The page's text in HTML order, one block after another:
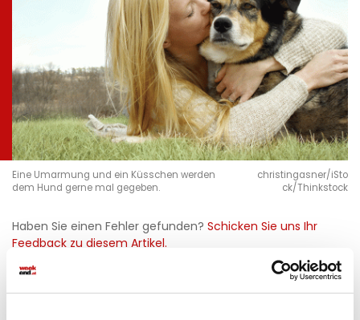
Eine Umarmung und ein Küsschen werden
dem Hund gerne mal gegeben.
christingasner/iSto
ck/Thinkstock
Haben Sie einen Fehler gefunden? Schicken Sie uns Ihr
Feedback zu diesem Artikel.